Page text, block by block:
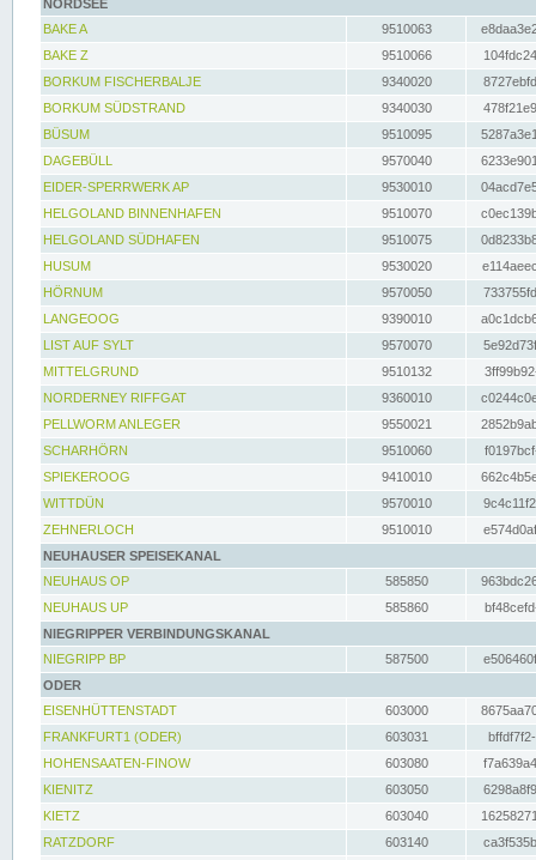
NORDSEE
BAKE A
9510063
BAKE Z
9510066
BORKUM FISCHERBALJE
9340020
BORKUM SÜDSTRAND
9340030
BÜSUM
9510095
DAGEBÜLL
9570040
EIDER-SPERRWERK AP
9530010
HELGOLAND BINNENHAFEN
9510070
HELGOLAND SÜDHAFEN
9510075
HUSUM
9530020
HÖRNUM
9570050
LANGEOOG
9390010
LIST AUF SYLT
9570070
MITTELGRUND
9510132
NORDERNEY RIFFGAT
9360010
PELLWORM ANLEGER
9550021
SCHARHÖRN
9510060
SPIEKEROOG
9410010
WITTDÜN
9570010
ZEHNERLOCH
9510010
NEUHAUSER SPEISEKANAL
NEUHAUS OP
585850
NEUHAUS UP
585860
NIEGRIPPER VERBINDUNGSKANAL
NIEGRIPP BP
587500
ODER
EISENHÜTTENSTADT
603000
FRANKFURT1 (ODER)
603031
HOHENSAATEN-FINOW
603080
KIENITZ
603050
KIETZ
603040
RATZDORF
603140